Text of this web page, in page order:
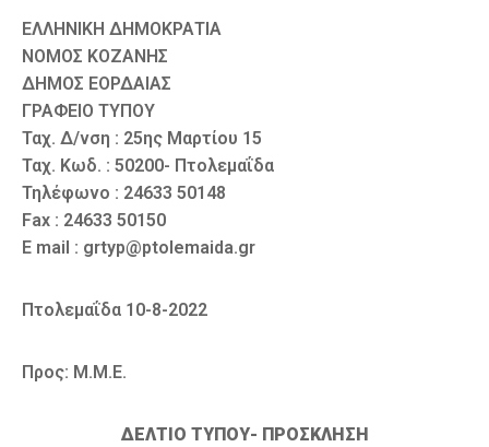
ΕΛΛΗΝΙΚΗ ΔΗΜΟΚΡΑΤΙΑ
ΝΟΜΟΣ ΚΟΖΑΝΗΣ
ΔΗΜΟΣ ΕΟΡΔΑΙΑΣ
ΓΡΑΦΕΙΟ ΤΥΠΟΥ
Ταχ. Δ/νση : 25ης Μαρτίου 15
Ταχ. Κωδ. : 50200- Πτολεμαΐδα
Τηλέφωνο : 24633 50148
Fax : 24633 50150
E mail : grtyp@ptolemaida.gr
Πτολεμαΐδα 10-8-2022
Προς: Μ.Μ.Ε.
ΔΕΛΤΙΟ ΤΥΠΟΥ- ΠΡΟΣΚΛΗΣΗ